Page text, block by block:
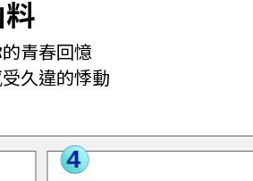
青春回憶
久違的悸動
4